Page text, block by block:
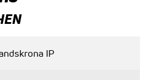
IP